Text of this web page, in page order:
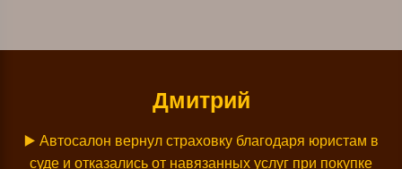
Дмитрий
▶️ Автосалон вернул страховку благодаря юристам в
суде и отказались от навязанных услуг при покупке